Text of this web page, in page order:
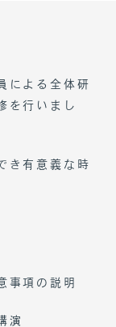
による全体研
を行いまし
き有意義な時
事項の説明
演